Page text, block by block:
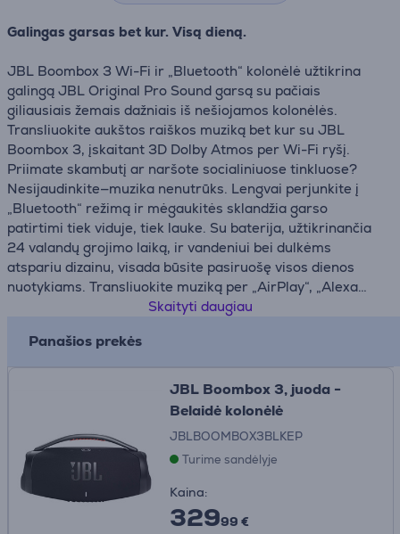
Galingas garsas bet kur. Visą dieną.
JBL Boombox 3 Wi-Fi ir „Bluetooth“ kolonėlė užtikrina
galingą JBL Original Pro Sound garsą su pačiais
giliausiais žemais dažniais iš nešiojamos kolonėlės.
Transliuokite aukštos raiškos muziką bet kur su JBL
Boombox 3, įskaitant 3D Dolby Atmos per Wi-Fi ryšį.
Priimate skambutį ar naršote socialiniuose tinkluose?
Nesijaudinkite—muzika nenutrūks. Lengvai perjunkite į
„Bluetooth“ režimą ir mėgaukitės sklandžia garso
patirtimi tiek viduje, tiek lauke. Su baterija, užtikrinančia
24 valandų grojimo laiką, ir vandeniui bei dulkėms
atspariu dizainu, visada būsite pasiruošę visos dienos
nuotykiams. Transliuokite muziką per „AirPlay“, „Alexa
Multi-Room Music“, „Chromecast built-in™“ ir „Spotify
įrašais, interneto radiju ir tinklalaidėmis aukštos raiškos
įskaitant perdirbtą audinį ir plastiką—padės pasaulį
Skaityti daugiau
Panašios prekės
JBL Boombox 3, juoda -
Belaidė kolonėlė
JBLBOOMBOX3BLKEP
Turime sandėlyje
Kaina:
32999 €